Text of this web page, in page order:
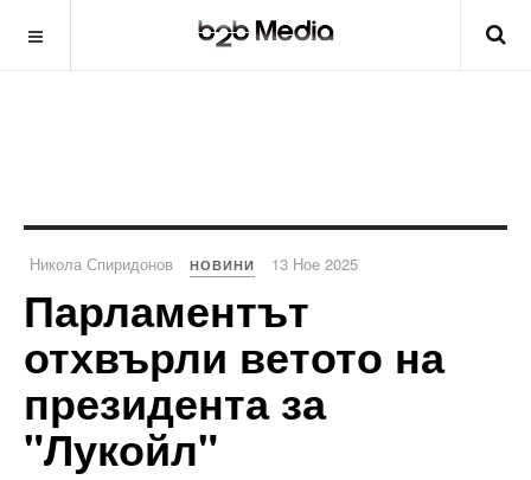
Никола Спиридонов НОВИНИ 13 Ное 2025
Парламентът
отхвърли ветото на
президента за
"Лукойл"